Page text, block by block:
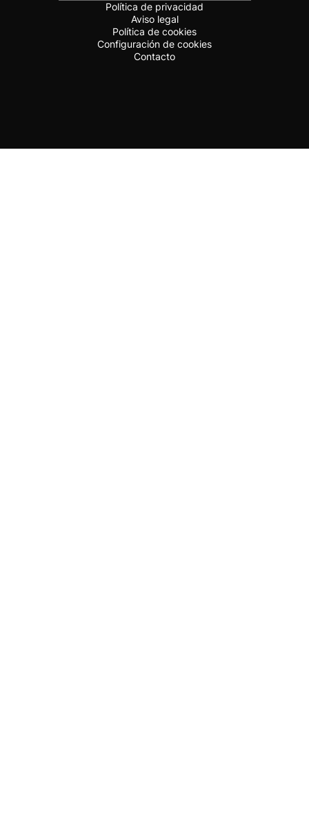
Política de privacidad
Aviso legal
Política de cookies
Configuración de cookies
Contacto